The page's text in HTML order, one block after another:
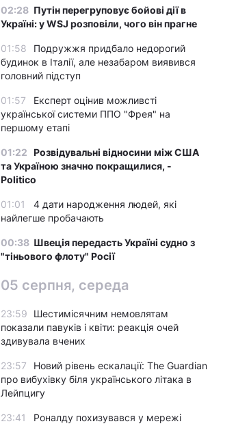
02:28 Путін перегруповує бойові дії в
Україні: у WSJ розповіли, чого він прагне
01:58
Подружжя придбало недорогий
будинок в Італії, але незабаром виявився
головний підступ
01:57
Експерт оцінив можливсті
української системи ППО "Фрея" на
першому етапі
01:22 Розвідувальні відносини між США
та Україною значно покращилися, -
Politico
01:01
4 дати народження людей, які
найлегше пробачають
00:38 Швеція передасть Україні судно з
"тіньового флоту" Росії
05 серпня, середа
23:59
Шестимісячним немовлятам
показали павуків і квіти: реакція очей
здивувала вчених
23:57
Новий рівень ескалації: The Guardian
про вибухівку біля українського літака в
Лейпцигу
23:41
Роналду похизувався у мережі